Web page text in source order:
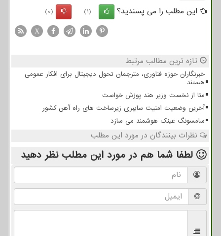
این مطلب را می پسندید؟
(1)
(0)
X
تازه ترین مطالب مرتبط
خبرنگاران حوزه فناوری، مترجمان تحول دیجیتال برای افکار عمومی
هستند
متا از نخست وزیر هند پوزش خواست
آخرین وضعیت امنیت سایبری زیرساخت های راه آهن کشور
سامسونگ عینک هوشمند می سازد
نظرات بینندگان در مورد این مطلب
لطفا شما هم در مورد این مطلب نظر دهید